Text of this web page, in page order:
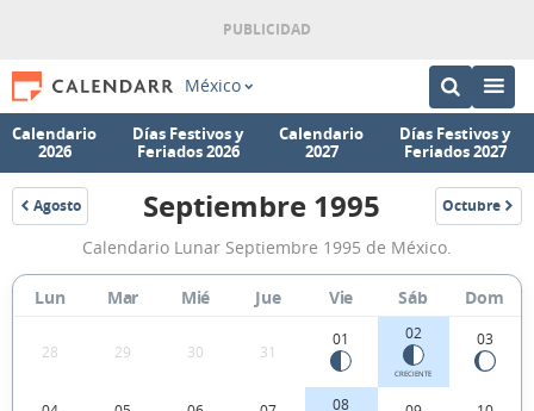
México
Calendario
2026
Días Festivos y
Feriados 2026
Calendario
2027
Días Festivos y
Feriados 2027
Agosto
1995
Calendario
Lunar
Septiembre
Septiembre 1995 Octubre
1995
Calendario Lunar Septiembre 1995 de México.
Lun Mar Mié Jue Vie Sáb Dom
28 29 30 31
01 02
CRECIENTE
03
08